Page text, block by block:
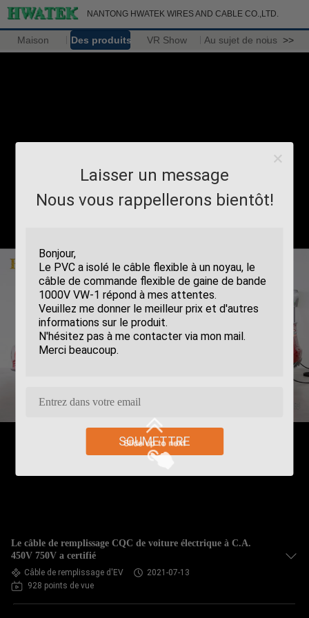
NANTONG HWATEK WIRES AND CABLE CO.,LTD.
Maison Des produits VR Show Au sujet de nous >>
Laisser un message
Nous vous rappellerons bientôt!
SOUMETTRE
Le câble de remplissage CQC de voiture électrique à C.A.
450V 750V a certifié
Câble de remplissage d'EV
2021-07-13
928 points de vue